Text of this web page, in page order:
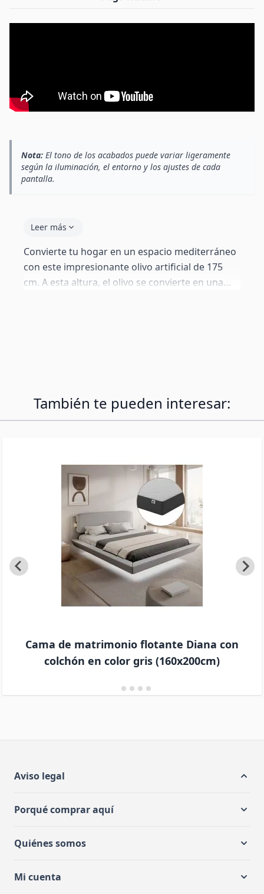
Nota: El tono de los acabados puede variar ligeramente
según la iluminación, el entorno y los ajustes de cada
pantalla.
Leer más
Convierte tu hogar en un espacio mediterráneo
con este impresionante olivo artificial de 175
cm. A esta altura, el olivo se convierte en una
También te pueden interesar:
Cama de matrimonio flotante Diana con
colchón en color gris (160x200cm)
Aviso legal
Porqué comprar aquí
Quiénes somos
Mi cuenta